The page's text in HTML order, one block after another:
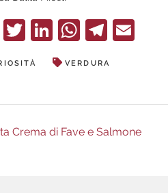
Facebook
Twitter
LinkedIn
VERDURA
Crema di Fave e Salmone